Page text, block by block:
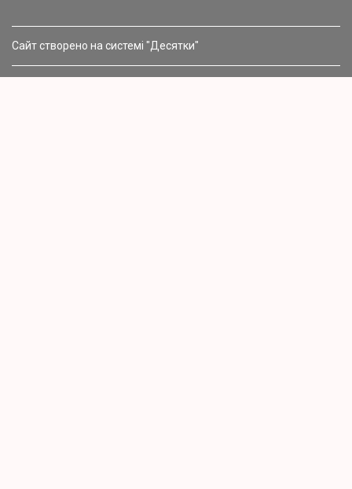
Сайт створено на системі "Десятки"